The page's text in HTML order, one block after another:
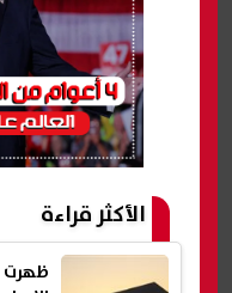
الأكثر قراءة
ظهرت